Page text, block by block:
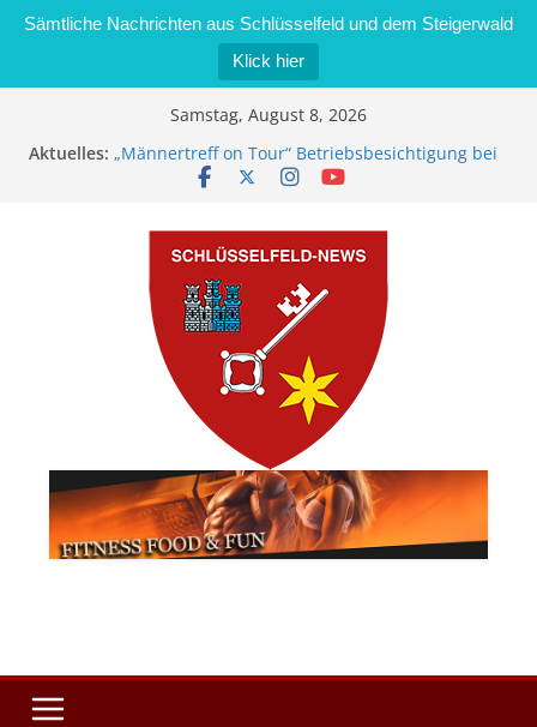
Sämtliche Nachrichten aus Schlüsselfeld und dem Steigerwald
Klick hier
Samstag, August 8, 2026
Aktuelles: „Männertreff on Tour“ Betriebsbesichtigung bei
der Schreinerei Zimmermann GmbH
Brand in Sägewerk in Bernroth schnell unter
Kontrolle
Stadt Schlüsselfeld bietet Online-Anmeldung für
Kindergartenplätze an
Dieseldiebstahl im Wert von 600 Euro